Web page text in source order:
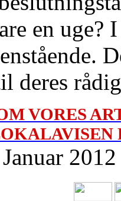
en
deres
VORES